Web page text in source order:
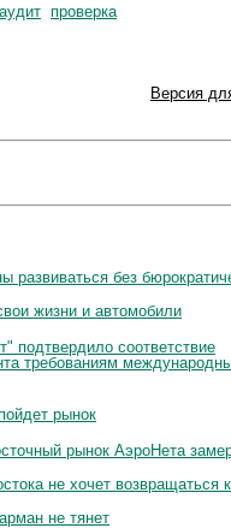
аудит проверка
Версия
без
жизни и автомобили
подтвердило соответствие
требованиям
рынок
рынок АэроНета
не хочет возвращаться к
не тянет